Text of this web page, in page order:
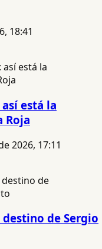
18:41
está la
Roja
2026, 17:11
destino de Sergio